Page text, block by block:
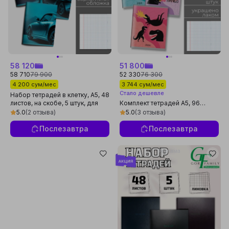
58 120
58 71079 900
4 200 сум/мес
Набор тетрадей в клетку, А5, 48
листов, на скобе, 5 штук, для
школы и офиса
5.0(2 отзыва)
Послезавтра
51 800
52 33076 300
3 744 сум/мес
Стало дешевле
Комплект тетрадей А5, 96
листов, 5 шт, для школы и
студентов, сделано в России
5.0(3 отзыва)
Послезавтра
Реклама